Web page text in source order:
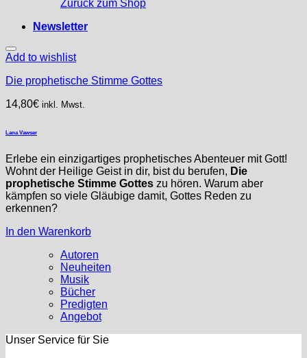
Zurück zum Shop
Newsletter
Add to wishlist
Die prophetische Stimme Gottes
14,80€ inkl. Mwst.
Lana Vawser
Erlebe ein einzigartiges prophetisches Abenteuer mit Gott!
Wohnt der Heilige Geist in dir, bist du berufen, Die
prophetische Stimme Gottes zu hören. Warum aber
kämpfen so viele Gläubige damit, Gottes Reden zu
erkennen?
In den Warenkorb
Autoren
Neuheiten
Musik
Bücher
Predigten
Angebot
Unser Service für Sie